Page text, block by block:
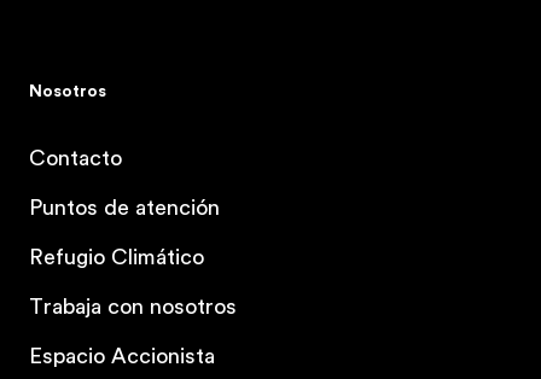
Nosotros
Contacto
Puntos de atención
Refugio Climático
Trabaja con nosotros
Espacio Accionista